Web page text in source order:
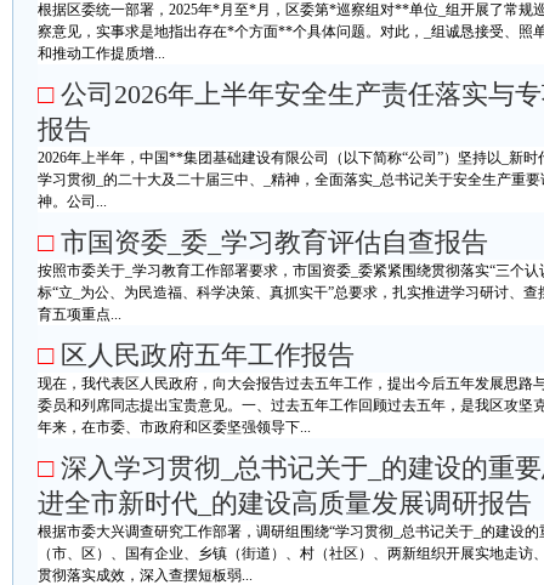
根据区委统一部署，2025年*月至*月，区委第*巡察组对**单位_组开展了常规
察意见，实事求是地指出存在*个方面**个具体问题。对此，_组诚恳接受、照
和推动工作提质增...
□ 公司2026年上半年安全生产责任落实与
报告
2026年上半年，中国**集团基础建设有限公司（以下简称“公司”）坚持以_新
学习贯彻_的二十大及二十届三中、_精神，全面落实_总书记关于安全生产重
神。公司...
□ 市国资委_委_学习教育评估自查报告
按照市委关于_学习教育工作部署要求，市国资委_委紧紧围绕贯彻落实“三个
标“立_为公、为民造福、科学决策、真抓实干”总要求，扎实推进学习研讨、
育五项重点...
□ 区人民政府五年工作报告
现在，我代表区人民政府，向大会报告过去五年工作，提出今后五年发展思路
委员和列席同志提出宝贵意见。一、过去五年工作回顾过去五年，是我区攻坚
年来，在市委、市政府和区委坚强领导下...
□ 深入学习贯彻_总书记关于_的建设的重
进全市新时代_的建设高质量发展调研报告
根据市委大兴调查研究工作部署，调研组围绕“学习贯彻_总书记关于_的建设
（市、区）、国有企业、乡镇（街道）、村（社区）、两新组织开展实地走
贯彻落实成效，深入查摆短板弱...